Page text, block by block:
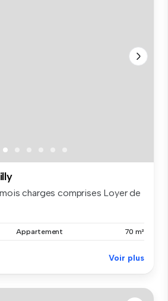
charges comprises Loyer de
Appartement 70 m²
Voir plus